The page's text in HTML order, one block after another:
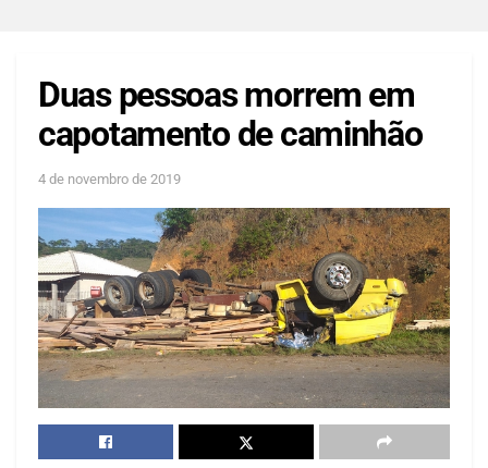
Duas pessoas morrem em
capotamento de caminhão
4 de novembro de 2019